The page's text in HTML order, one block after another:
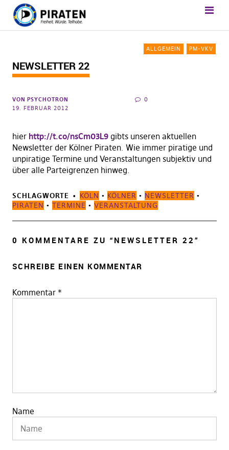
ALLGEMEIN PM-VKV
NEWSLETTER 22
VON PSYCHOTRON
19. FEBRUAR 2012
0
hier http://t.co/nsCm03L9gibts unseren aktuellen
Newsletter der Kölner Piraten. Wie immer piratige und
unpiratige Termine und Veranstaltungen subjektiv und
über alle Parteigrenzen hinweg.
SCHLAGWORTE KÖLN • KÖLNER • NEWSLETTER •
PIRATEN • TERMINE • VERANSTALTUNG
0 KOMMENTARE ZU “ NEWSLETTER 22 ”
SCHREIBE EINEN KOMMENTAR
Kommentar *
Name